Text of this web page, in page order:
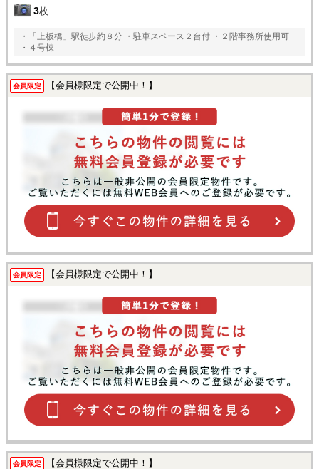
3枚
・「上板橋」駅徒歩約８分 ・駐車スペース２台付 ・２階事務所使用可
・４号棟
会員限定 【会員様限定で公開中！】
会員限定 【会員様限定で公開中！】
会員限定 【会員様限定で公開中！】